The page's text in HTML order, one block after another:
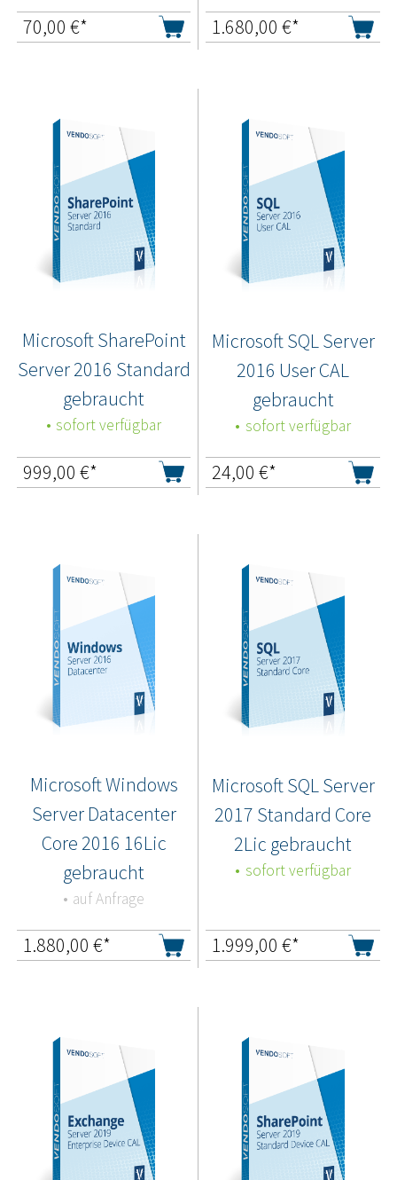
70,00 €* 1.680,00 €*
Microsoft SharePoint
Server 2016 Standard
gebraucht
sofort verfügbar
999,00 €*
Microsoft SQL Server
2016 User CAL
gebraucht
sofort verfügbar
24,00 €*
Microsoft Windows
Server Datacenter
Core 2016 16Lic
gebraucht
auf Anfrage
1.880,00 €*
Microsoft SQL Server
2017 Standard Core
2Lic gebraucht
sofort verfügbar
1.999,00 €*